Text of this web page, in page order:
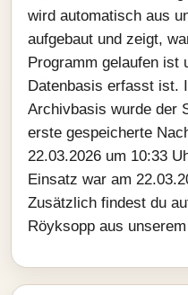
wird automatisch aus
aufgebaut und zeigt,
Programm gelaufen ist
Datenbasis erfasst ist.
Archivbasis wurde der
erste gespeicherte
22.03.2026 um 10:33
Einsatz war am
Zusätzlich findest du
Röyksopp aus